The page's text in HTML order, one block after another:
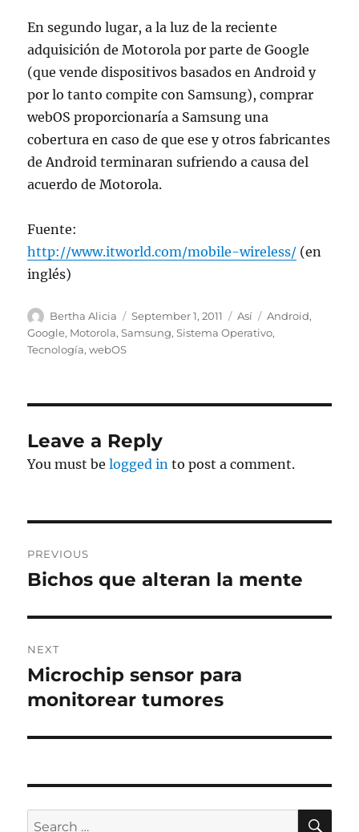
En segundo lugar, a la luz de la reciente
adquisición de Motorola por parte de Google
(que vende dispositivos basados en Android y
por lo tanto compite con Samsung), comprar
webOS proporcionaría a Samsung una
cobertura en caso de que ese y otros fabricantes
de Android terminaran sufriendo a causa del
acuerdo de Motorola.
Fuente:
http://www.itworld.com/mobile-wireless/ (en
inglés)
Author
Bertha Alicia
Posted
on
September 1, 2011 Categories
Así Tags
Android,
Google, Motorola,Samsung,Sistema Operativo,
Tecnología,webOS
Leave a Reply
You must belogged in to post a comment.
navigation
PREVIOUS
Previous
Bichos que alteran la mente
NEXT
Next
post:
Microchip sensor para
monitorear tumores
Search